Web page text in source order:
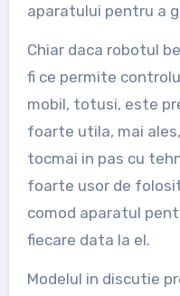
aparatului pentru a
Chiar daca robotul
fi ce permite
mobil, totusi, este
foarte utila, mai
tocmai in pas cu
foarte usor de
comod aparatul
fiecare data la el.
Modelul in discutie